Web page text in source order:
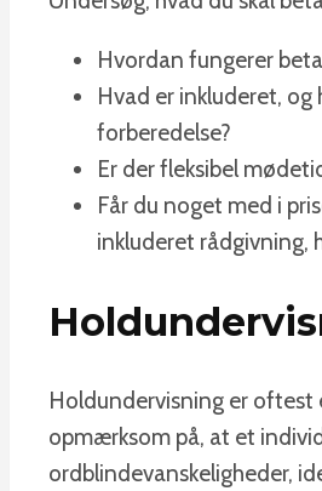
Hvordan fungerer
Hvad er inkluderet,
forberedelse?
Er der fleksibel
Får du noget med i
inkluderet rådgivning,
Holdundervisning er oftest
opmærksom på, at et
ordblindevanskeligheder,